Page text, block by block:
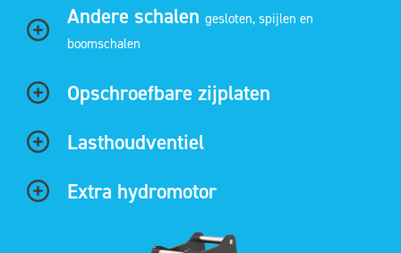
Andere schalengesloten, spijlen en
boomschalen
Opschroefbare zijplaten
Lasthoudventiel
Extra hydromotor